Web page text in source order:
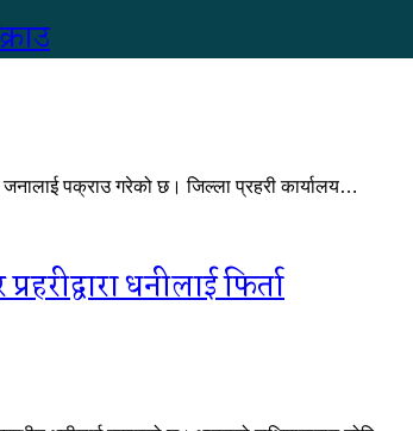
पक्राउ गरेको छ। जिल्ला प्रहरी कार्यालय…
धनीलाई फिर्ता